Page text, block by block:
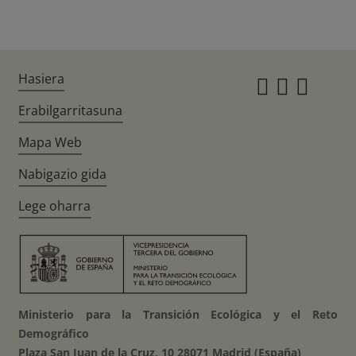
Hasiera
Erabilgarritasuna
Mapa Web
Nabigazio gida
Lege oharra
Ministerio para la Transición Ecológica y el Reto
Demográfico
Plaza San Juan de la Cruz, 10 28071 Madrid (España)